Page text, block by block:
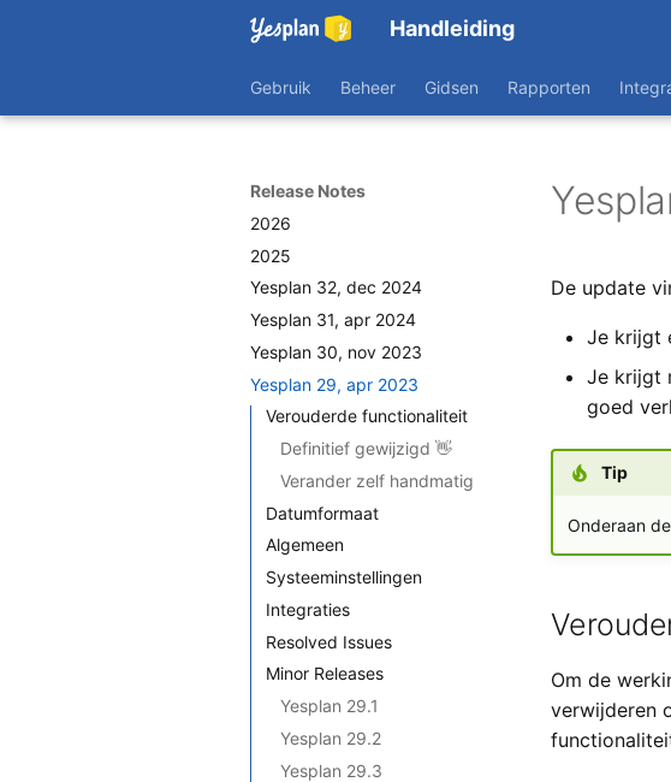
Handleiding
Gebruik Beheer Gidsen Rapporten
Release Notes
2026
2025
Yesplan 32, dec 2024
Yesplan 31, apr 2024
Yesplan 30, nov 2023
Yesplan 29, apr 2023
Verouderde functionaliteit
Definitief gewijzigd 👋
Verander zelf handmatig
Datumformaat
Algemeen
Systeeminstellingen
Integraties
Resolved Issues
Minor Releases
Yesplan 29.1
Yesplan 29.2
Yesplan 29.3
De update
Je krijgt
Je krijgt
goed
Tip
Onderaan
Om de
verwijderen